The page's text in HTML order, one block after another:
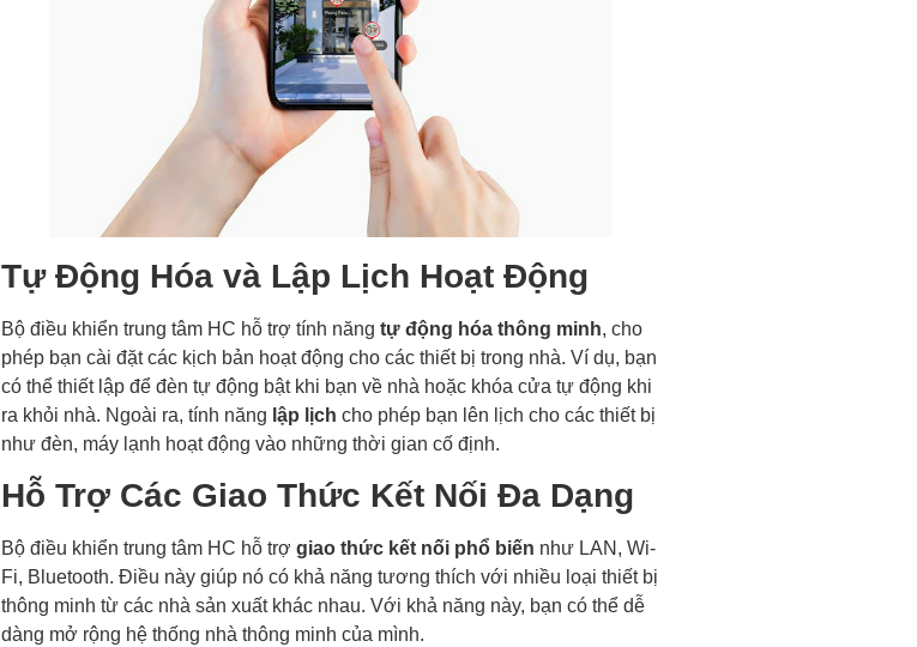
Tự Động Hóa và Lập Lịch Hoạt Động
Bộ điều khiển trung tâm HC hỗ trợ tính năng tự động hóa thông minh, cho
phép bạn cài đặt các kịch bản hoạt động cho các thiết bị trong nhà. Ví dụ, bạn
có thể thiết lập để đèn tự động bật khi bạn về nhà hoặc khóa cửa tự động khi
ra khỏi nhà. Ngoài ra, tính năng lập lịch cho phép bạn lên lịch cho các thiết bị
như đèn, máy lạnh hoạt động vào những thời gian cố định.
Hỗ Trợ Các Giao Thức Kết Nối Đa Dạng
Bộ điều khiển trung tâm HC hỗ trợ giao thức kết nối phổ biến như LAN, Wi-
Fi, Bluetooth. Điều này giúp nó có khả năng tương thích với nhiều loại thiết bị
thông minh từ các nhà sản xuất khác nhau. Với khả năng này, bạn có thể dễ
dàng mở rộng hệ thống nhà thông minh của mình.